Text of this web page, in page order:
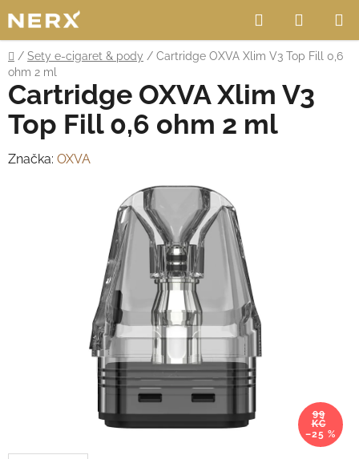
na
obsah
Hledat
KOŠÍK
Domů
/ Sety e-cigaret & pody / Cartridge OXVA Xlim V3 Top Fill 0,6
ohm 2 ml
Cartridge OXVA Xlim V3
Top Fill 0,6 ohm 2 ml
Značka: OXVA
99
KČ
–25 %